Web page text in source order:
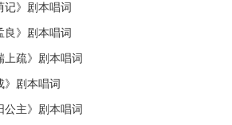
记》剧本唱词
良》剧本唱词
上疏》剧本唱词
》剧本唱词
公主》剧本唱词